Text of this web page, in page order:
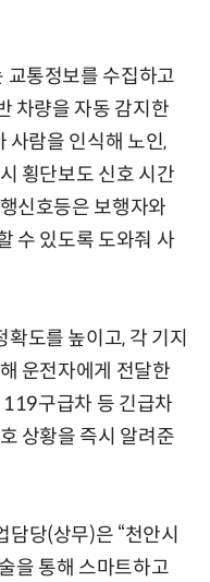
교통정보를 수집하고
차량을 자동 감지한
사람을 인식해 노인,
횡단보도 신호 시간
신호등은 보행자와
수 있도록 도와줘 사
도를 높이고, 각 기지
운전자에게 전달한
구급차 등 긴급차
상황을 즉시 알려준
당(상무)은 “천안시
을 통해 스마트하고